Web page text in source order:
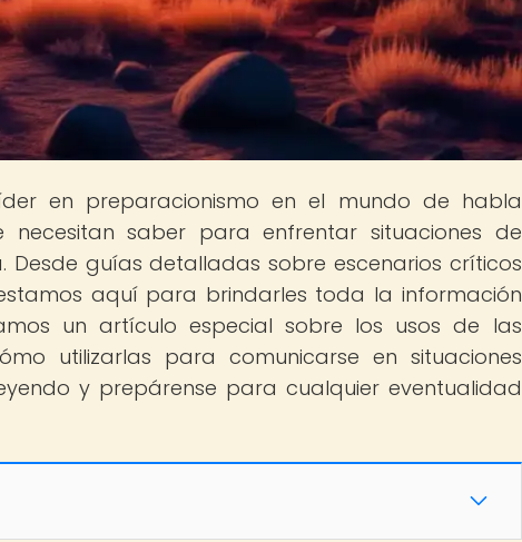
en preparacionismo en el mundo de habla
saber para enfrentar situaciones de
Desde guías detalladas sobre escenarios críticos
aquí para brindarles toda la información
un artículo especial sobre los usos de las
utilizarlas para comunicarse en situaciones
y prepárense para cualquier eventualidad